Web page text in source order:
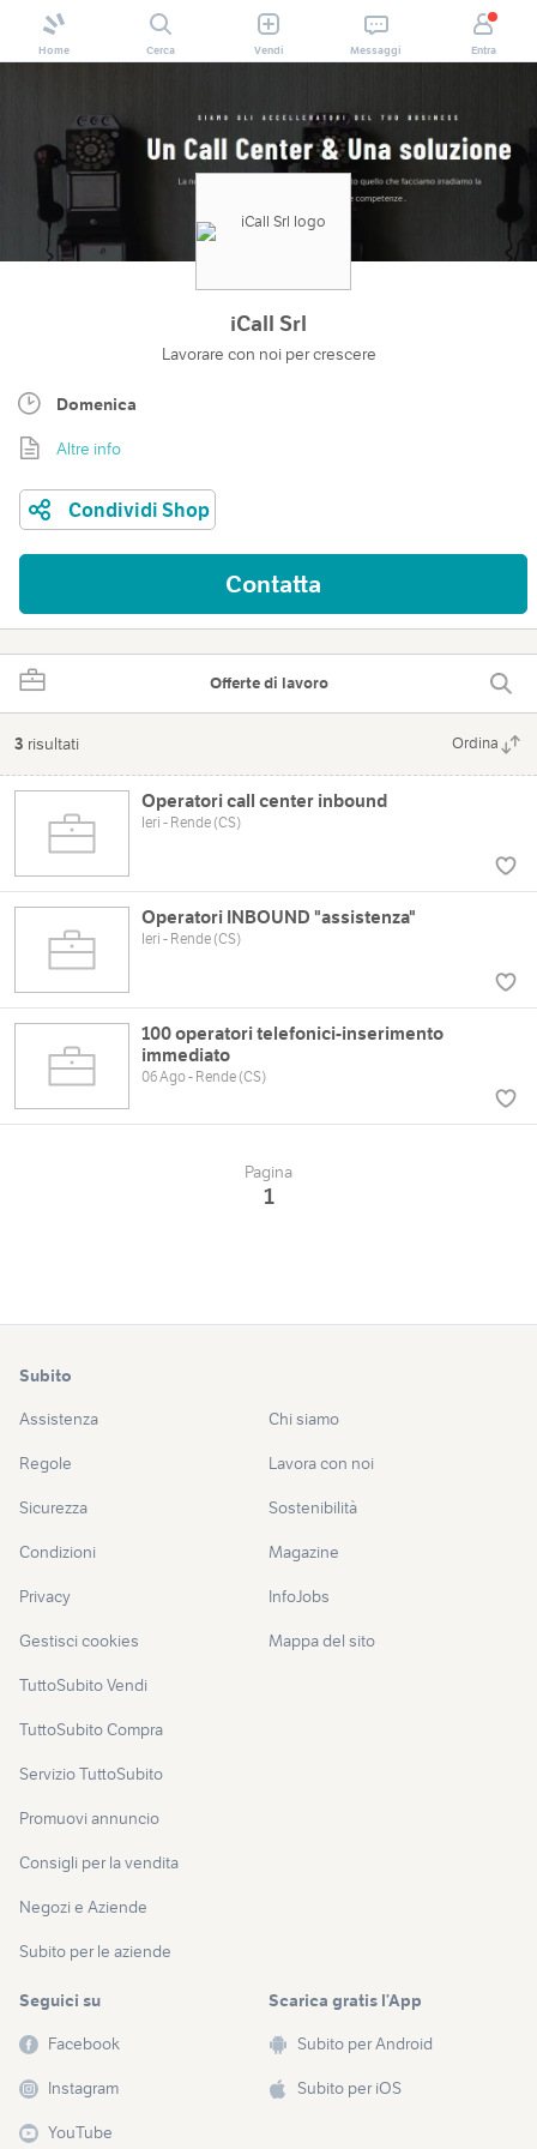
Home Cerca Vendi Messaggi Entra
iCall Srl
Lavorare con noi per crescere
Domenica
Altre info
Condividi Shop
Contatta
Offerte di lavoro
3 risultati Ordina
Operatori call center inbound
Ieri - Rende (CS)
Operatori INBOUND "assistenza"
Ieri - Rende (CS)
100 operatori telefonici-inserimento
immediato
06 Ago - Rende (CS)
Pagina
1
Subito
Assistenza
Regole
Sicurezza
Condizioni
Privacy
Gestisci cookies
TuttoSubito Vendi
TuttoSubito Compra
Servizio TuttoSubito
Promuovi annuncio
Consigli per la vendita
Negozi e Aziende
Subito per le aziende
Chi siamo
Lavora con noi
Sostenibilità
Magazine
InfoJobs
Mappa del sito
Seguici su
Facebook
Instagram
YouTube
Scarica gratis l’App
Subito per Android
Subito per iOS